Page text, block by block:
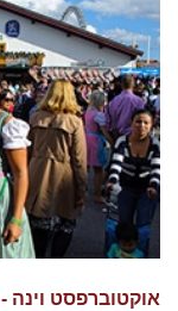
אוקטוברפסט וינה - Oktoberfest